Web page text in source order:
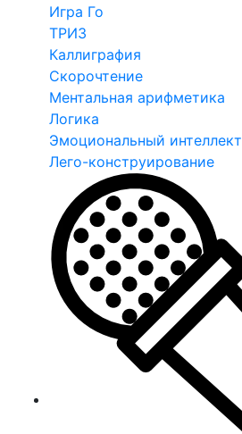
Игра Го
ТРИЗ
Каллиграфия
Скорочтение
Ментальная арифметика
Логика
Эмоциональный интеллект
Лего-конструирование